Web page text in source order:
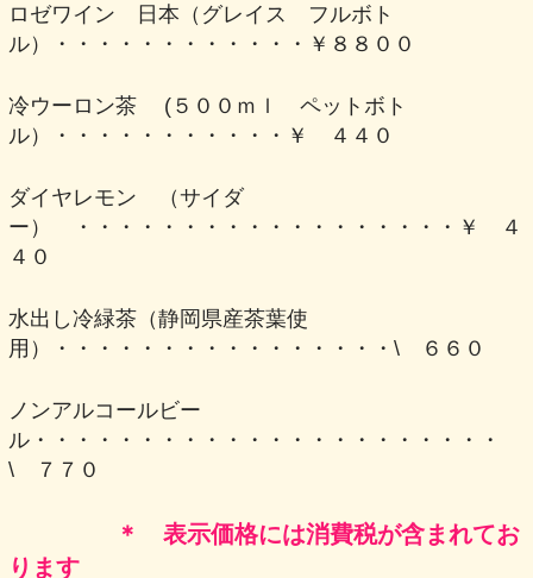
ロゼワイン 日本（グレイス フルボト
ル）・・・・・・・・・・・・￥８８００
冷ウーロン茶 (５００ｍｌ ペットボト
ル）・・・・・・・・・・・￥ ４４０
ダイヤレモン （サイダ
ー） ・・・・・・・・・・・・・・・・・・￥ ４
４０
水出し冷緑茶（静岡県産茶葉使
用）・・・・・・・・・・・・・・・・\ ６６０
ノンアルコールビー
ル・・・・・・・・・・・・・・・・・・・・・・
\ ７７０
＊ 表示価格には消費税が含まれてお
ります